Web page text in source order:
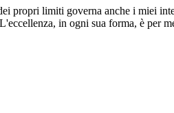
propri limiti governa anche i miei
in ogni sua forma, è per